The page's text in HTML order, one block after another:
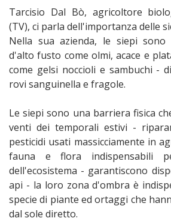
Tarcisio Dal Bò, agricoltore
(TV), ci parla dell'importanza delle
Nella sua azienda, le siepi
d'alto fusto come olmi, acace e
come gelsi noccioli e sambuchi -
rovi sanguinella e fragole.
Le siepi sono una barriera fisica
venti dei temporali estivi -
pesticidi usati massicciamente in
fauna e flora indispensabili
dell'ecosistema - garantiscono
api - la loro zona d'ombra è
specie di piante ed ortaggi che
dal sole diretto.